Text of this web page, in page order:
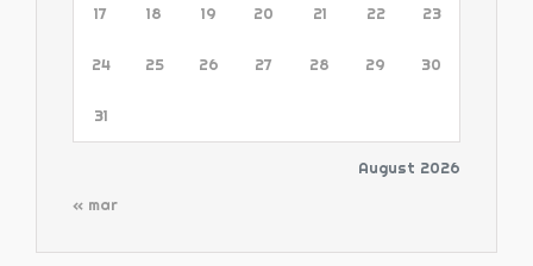
August 2026
17 18 19 20 21 22 23
24 25 26 27 28 29 30
31
« mar